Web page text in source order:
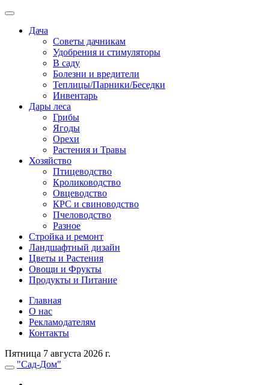
Дача
Советы дачникам
Удобрения и стимуляторы
В саду
Болезни и вредители
Теплицы/Парники/Беседки
Инвентарь
Дары леса
Грибы
Ягоды
Орехи
Растения и Травы
Хозяйство
Птицеводство
Кролиководство
Овцеводство
КРС и свиноводство
Пчеловодство
Разное
Стройка и ремонт
Ландшафтный дизайн
Цветы и Растения
Овощи и Фрукты
Продукты и Питание
Главная
О нас
Рекламодателям
Контакты
Пятница 7 августа 2026 г.
"Сад-Дом"